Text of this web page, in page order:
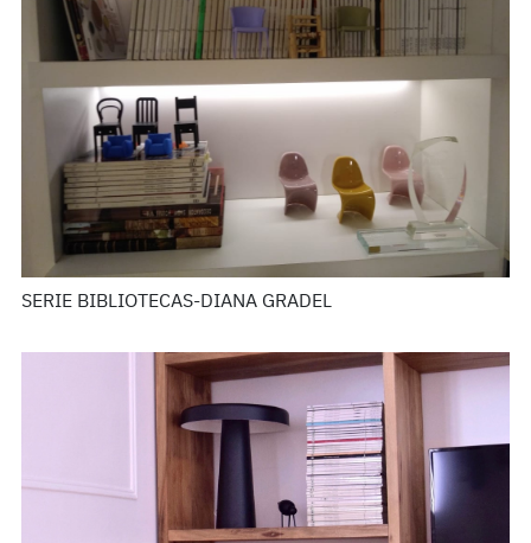
SERIE BIBLIOTECAS-DIANA GRADEL